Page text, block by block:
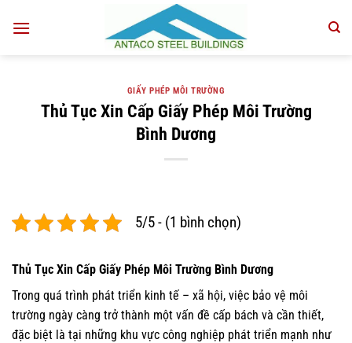
qua
GIẤY PHÉP MÔI TRƯỜNG
Thủ Tục Xin Cấp Giấy Phép Môi Trường
Bình Dương
5/5 - (1 bình chọn)
Thủ Tục Xin Cấp Giấy Phép Môi Trường Bình Dương
Trong quá trình phát triển kinh tế – xã hội, việc bảo vệ môi
trường ngày càng trở thành một vấn đề cấp bách và cần thiết,
đặc biệt là tại những khu vực công nghiệp phát triển mạnh như